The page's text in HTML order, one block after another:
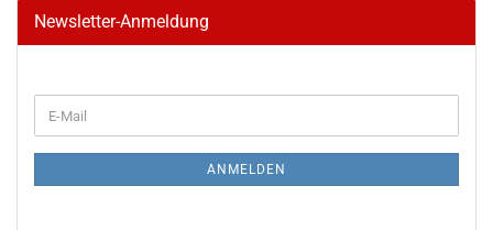
Newsletter-Anmeldung
ZUR
E-
Mail
ANMELDEN